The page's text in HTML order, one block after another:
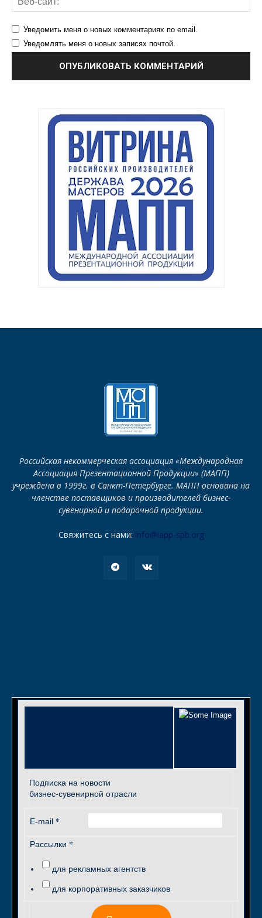
Уведомить меня о новых комментариях по email.
Уведомлять меня о новых записях почтой.
Российская некоммерческая ассоциация «Международная
Ассоциация Презентационной Продукции» (МАПП)
учреждена в 1999г. в Санкт-Петербурге. МАПП основана на
членстве поставщиков и производителей бизнес-
сувенирной и подарочной продукции.
Свяжитесь с нами: info@iapp-spb.org
Подписка на новости
бизнес-сувенирной отрасли
E-mail *
Рассылки *
для рекламных агентств
для корпоративных заказчиков